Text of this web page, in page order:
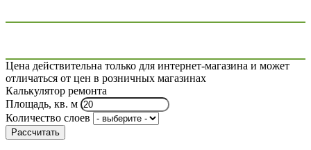
Цена действительна только для интернет-магазина и может
отличаться от цен в розничных магазинах
Калькулятор ремонта
Площадь, кв. м
Количество слоев
Рассчитать